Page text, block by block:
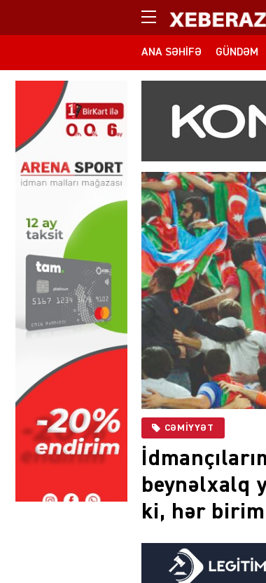
ANA SƏHIFƏ GÜNDƏM
CƏMIYYƏT
beynəlxalq
ki, hər